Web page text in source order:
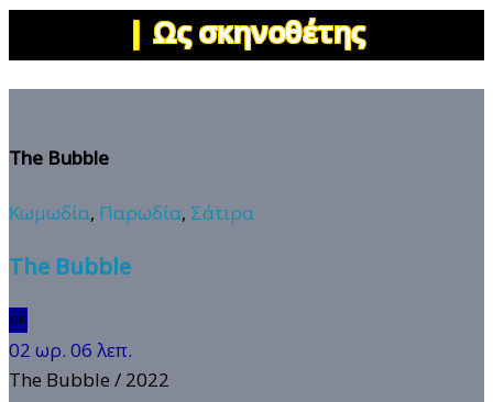
| Ως σκηνοθέτης
The Bubble
Κωμωδία, Παρωδία, Σάτιρα
The Bubble
🆗
02 ωρ. 06 λεπ.
The Bubble / 2022